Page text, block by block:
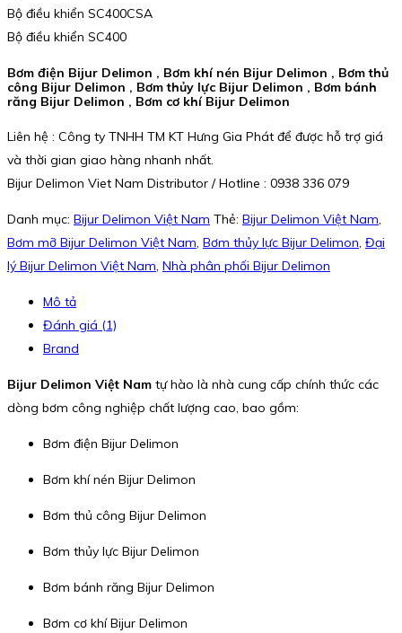
Bộ điều khiển SC400CSA
Bộ điều khiển SC400
Bơm điện Bijur Delimon , Bơm khí nén Bijur Delimon , Bơm thủ
công Bijur Delimon , Bơm thủy lực Bijur Delimon , Bơm bánh
răng Bijur Delimon , Bơm cơ khí Bijur Delimon
Liên hệ : Công ty TNHH TM KT Hưng Gia Phát để được hỗ trợ giá
và thời gian giao hàng nhanh nhất.
Bijur Delimon Viet Nam Distributor / Hotline : 0938 336 079
Danh mục: Bijur Delimon Việt Nam Thẻ: Bijur Delimon Việt Nam,
Bơm mỡ Bijur Delimon Việt Nam, Bơm thủy lực Bijur Delimon, Đại
lý Bijur Delimon Việt Nam, Nhà phân phối Bijur Delimon
Mô tả
Đánh giá (1)
Brand
Bijur Delimon Việt Nam tự hào là nhà cung cấp chính thức các
dòng bơm công nghiệp chất lượng cao, bao gồm:
Bơm điện Bijur Delimon
Bơm khí nén Bijur Delimon
Bơm thủ công Bijur Delimon
Bơm thủy lực Bijur Delimon
Bơm bánh răng Bijur Delimon
Bơm cơ khí Bijur Delimon